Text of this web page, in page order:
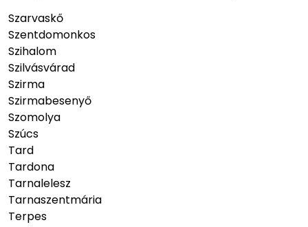
Szarvaskő
Szentdomonkos
Szihalom
Szilvásvárad
Szirma
Szirmabesenyő
Szomolya
Szúcs
Tard
Tardona
Tarnalelesz
Tarnaszentmária
Terpes